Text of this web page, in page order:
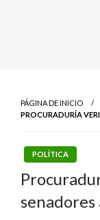
PÁGINA DE INICIO
PROCURADURÍA
POLÍTICA
senadores